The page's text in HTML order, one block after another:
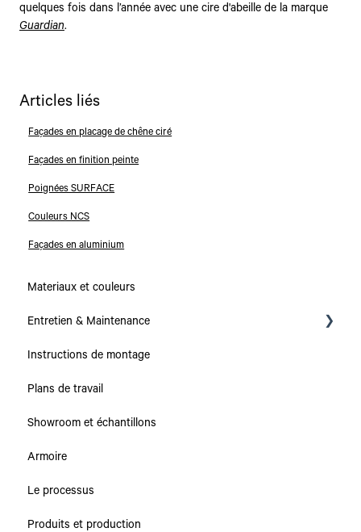
quelques fois dans l’année avec une cire d'abeille de la marque
Guardian.
Articles liés
Façades en placage de chêne ciré
Façades en finition peinte
Poignées SURFACE
Couleurs NCS
Façades en aluminium
Materiaux et couleurs
Entretien & Maintenance
Collections
Plans de travail
Caissons & Tiroirs
Instructions de montage
Plans de travail
Showroom et échantillons
Armoire
Le processus
Produits et production